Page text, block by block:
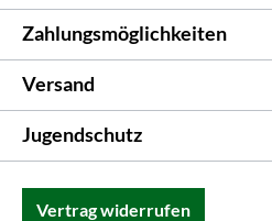
Zahlungsmöglichkeiten
Versand
Jugendschutz
Vertrag widerrufen